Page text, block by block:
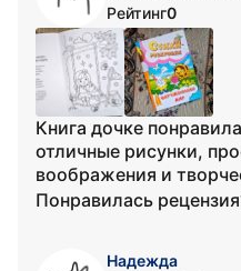
Рейтинг0
Книга дочке
отличные рисунки,
воображения и
Понравилась
Надежда